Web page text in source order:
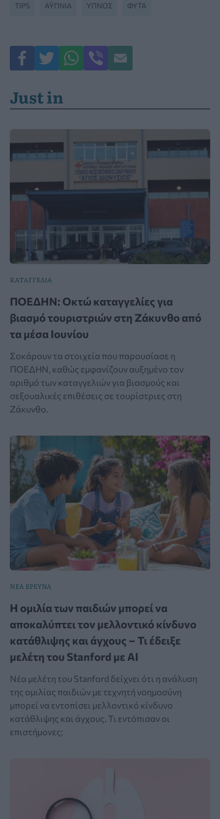
TIPS ΑΫΠΝΊΑ ΥΠΝΟΣ ΦΥΤΑ
Just in
ΚΑΤΑΓΓΕΛΙΑ
ΠΟΕΔΗΝ: Οκτώ καταγγελίες για
βιασμό τουριστριών στη Ζάκυνθο από
τα μέσα Ιουνίου
Σοκάρουν τα στοιχεία που παρουσίασε η
ΠΟΕΔΗΝ, καθώς εμφανίζουν αυξημένο τον
αριθμό των καταγγελιών για βιασμούς και
σεξουαλικές επιθέσεις σε τουρίστριες στη
Ζάκυνθο.
ΝΕΑ ΕΡΕΥΝΑ
Η ομιλία των παιδιών μπορεί να
αποκαλύπτει τον μελλοντικό κίνδυνο
κατάθλιψης και άγχους – Τι έδειξε
μελέτη του Stanford με AI
Νέα μελέτη του Stanford δείχνει ότι η ανάλυση
της ομιλίας παιδιών με τεχνητή νοημοσύνη
μπορεί να εντοπίσει μελλοντικό κίνδυνο
κατάθλιψης και άγχους. Τι εντόπισαν οι
επιστήμονες;